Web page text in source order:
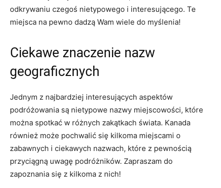
odkrywaniu ⁤czegoś nietypowego ⁤i interesującego.⁣ Te‍
miejsca na pewno dadzą​ Wam wiele do myślenia!
Ciekawe ​znaczenie ​nazw
‌geograficznych
Jednym z najbardziej ​interesujących aspektów
⁣podróżowania są nietypowe ‍nazwy miejscowości, ‍które
można⁤ spotkać w różnych zakątkach świata. ‌Kanada
również może⁢ pochwalić się kilkoma miejscami ‍o
⁣zabawnych⁣ i ciekawych nazwach, które z pewnością
przyciągną uwagę podróżników. Zapraszam do
zapoznania ​się z kilkoma z‍ nich!